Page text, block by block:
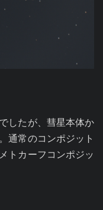
したが、彗星本体か
通常のコンポジット
トカーフコンポジッ